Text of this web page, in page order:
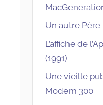
Un autre Père
L’affiche de
(1991)
Une vieille
Modem 300